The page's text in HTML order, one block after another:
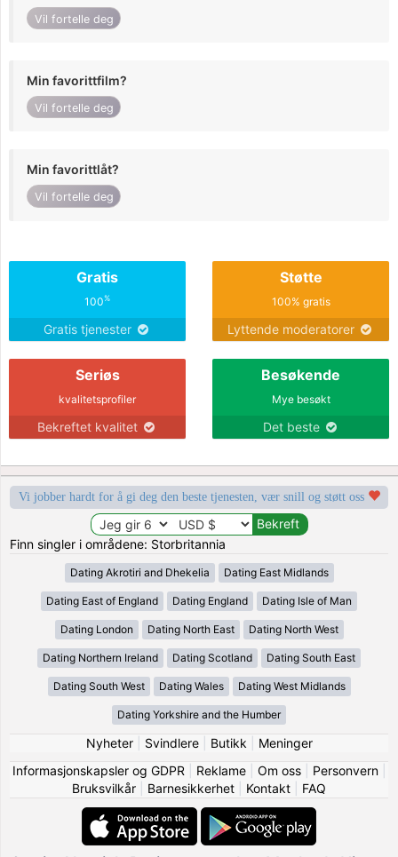
Vil fortelle deg
Min favorittfilm?
Vil fortelle deg
Min favorittlåt?
Vil fortelle deg
Gratis
100%
Gratis tjenester
Støtte
100% gratis
Lyttende moderatorer
Seriøs
kvalitetsprofiler
Bekreftet kvalitet
Besøkende
Mye besøkt
Det beste
Vi jobber hardt for å gi deg den beste tjenesten, vær snill og støtt oss
Finn singler i områdene: Storbritannia
Dating Akrotiri and Dhekelia Dating East Midlands
Dating East of England Dating England Dating Isle of Man
Dating London Dating North East Dating North West
Dating Northern Ireland Dating Scotland Dating South East
Dating South West Dating Wales Dating West Midlands
Dating Yorkshire and the Humber
Nyheter| Svindlere| Butikk
Meninger
Informasjonskapsler og GDPR
Reklame| Om oss| Personvern|
Bruksvilkår
Barnesikkerhet Kontakt FAQ